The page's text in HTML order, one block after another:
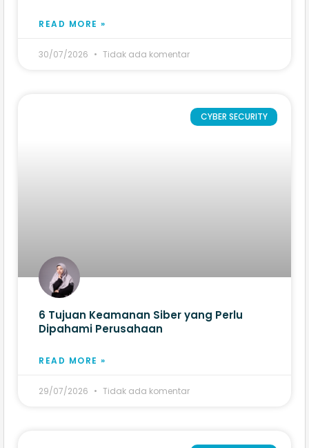
READ MORE »
30/07/2026 Tidak ada komentar
CYBER SECURITY
6 Tujuan Keamanan Siber yang Perlu
Dipahami Perusahaan
READ MORE »
29/07/2026 Tidak ada komentar